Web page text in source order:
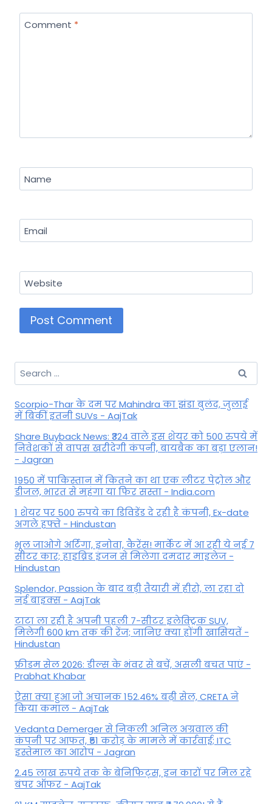
Comment *
Name
Email
Website
Search
for:
Scorpio-Thar के दम पर Mahindra का झंडा बुलंद, जुलाई
में बिकीं इतनी SUVs - AajTak
Share Buyback News: ₹324 वाले इस शेयर को 500 रुपये में
निवेशकों से वापस खरीदेगी कंपनी, बायबैक का बड़ा एलान!
- Jagran
1950 में पाकिस्तान में कितने का था एक लीटर पेट्रोल और
डीजल, भारत से महंगा या फिर सस्ता - India.com
1 शेयर पर 500 रुपये का डिविडेंड दे रही है कंपनी, Ex-date
अगले हफ्ते - Hindustan
भूल जाओगे अर्टिगा, इनोवा, कैरेंस! मार्केट में आ रही ये नई 7
सीटर कार; हाइब्रिड इंजन से मिलेगा दमदार माइलेज -
Hindustan
Splendor, Passion के बाद बड़ी तैयारी में हीरो, ला रहा दो
नई बाइक्स - AajTak
टाटा ला रही है अपनी पहली 7-सीटर इलेक्ट्रिक SUV,
मिलेगी 600 km तक की रेंज; जानिए क्या होंगी खासियतें -
Hindustan
फ्रीडम सेल 2026: डील्स के भंवर से बचें, असली बचत पाएं -
Prabhat Khabar
ऐसा क्या हुआ जो अचानक 152.46% बढ़ी सेल, CRETA ने
किया कमाल - AajTak
Vedanta Demerger से निकली अनिल अग्रवाल की
कंपनी पर आफत, ₹51 करोड़ के मामले में कार्रवाई; ITC
इस्तेमाल का आरोप - Jagran
2.45 लाख रुपये तक के बेनिफिट्स, इन कारों पर मिल रहे
बंपर ऑफर - AajTak